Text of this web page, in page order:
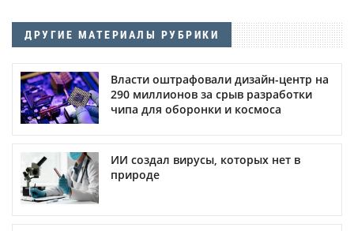
ДРУГИЕ МАТЕРИАЛЫ РУБРИКИ
Власти оштрафовали дизайн-центр на
290 миллионов за срыв разработки
чипа для оборонки и космоса
ИИ создал вирусы, которых нет в
природе